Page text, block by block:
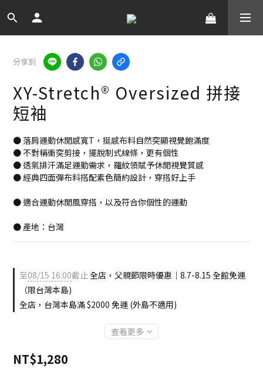
分享到
XY-Stretch® Oversized 拼接
短袖
● 落肩運動休閒感寬T，挺感布料自然突顯視覺飽滿度
● 不對稱衝突剪接，擺脫制式線條，更有個性
● 透氣排汗滿足運動需求，羅紋領賦予休閒視覺質感
● 經典四面彈布料搭配素色簡約設計，穿搭好上手
● 適合運動休閒風穿搭，以及符合你個性的運動
● 產地：台灣
至08/15 16:00截止全店，父親節限時優惠｜8.7-8.15 全館免運
（限台灣本島)
全店，台灣本島滿 $2000 免運 (外島不適用)
查看更多
NT$1,280